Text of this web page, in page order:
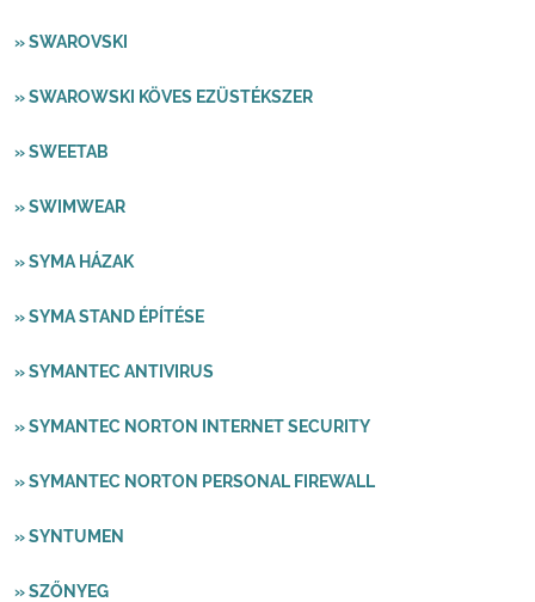
» SWAROVSKI
» SWAROWSKI KÖVES EZÜSTÉKSZER
» SWEETAB
» SWIMWEAR
» SYMA HÁZAK
» SYMA STAND ÉPÍTÉSE
» SYMANTEC ANTIVIRUS
» SYMANTEC NORTON INTERNET SECURITY
» SYMANTEC NORTON PERSONAL FIREWALL
» SYNTUMEN
» SZŐNYEG